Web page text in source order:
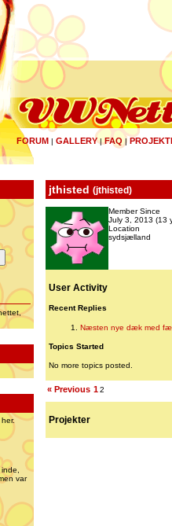
FORUM | GALLERY|FAQ |
var
jthisted (jthisted)
Member Since
July 3, 2013 (13
Location
sydsjælland
User Activity
Recent Replies
Næsten nye dæk med
Topics Started
No more topics posted.
« Previous 12
Projekter